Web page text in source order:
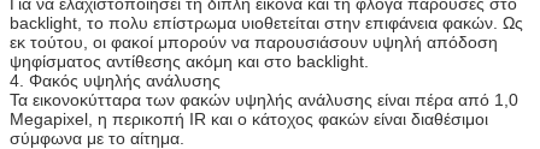
backlight, το πολυ επίστρωμα υιοθετείται στην επιφάνεια φακών. Ως
εκ τούτου, οι φακοί μπορούν να παρουσιάσουν υψηλή απόδοση
ψηφίσματος αντίθεσης ακόμη και στο backlight.
4. Φακός υψηλής ανάλυσης
Τα εικονοκύτταρα των φακών υψηλής ανάλυσης είναι πέρα από 1,0
Megapixel, η περικοπή IR και ο κάτοχος φακών είναι διαθέσιμοι
σύμφωνα με το αίτημα.